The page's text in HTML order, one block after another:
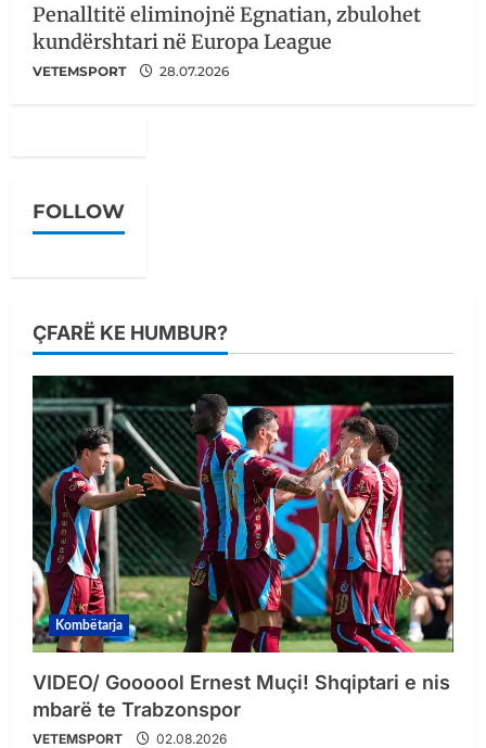
Penalltitë eliminojnë Egnatian, zbulohet
kundërshtari në Europa League
VETEMSPORT 28.07.2026
FOLLOW
ÇFARË KE HUMBUR?
Kombëtarja
VIDEO/ Goooool Ernest Muçi! Shqiptari e nis
mbarë te Trabzonspor
VETEMSPORT 02.08.2026